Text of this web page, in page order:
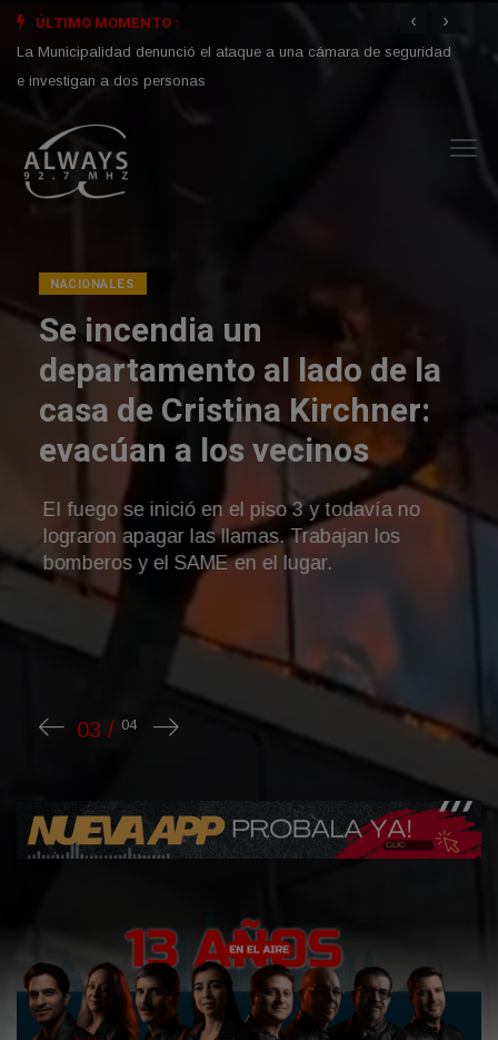
ÚLTIMO MOMENTO :
La Municipalidad denunció el ataque a una cámara de seguridad
e investigan a dos personas
‹ ›
NACIONALES
Se incendia un
departamento al lado de la
casa de Cristina Kirchner:
evacúan a los vecinos
El fuego se inició en el piso 3 y todavía no
lograron apagar las llamas. Trabajan los
bomberos y el SAME en el lugar.